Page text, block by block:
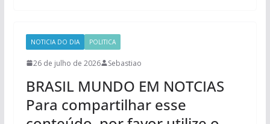
NOTICIA DO DIA POLITICA
26 de julho de 2026 Sebastiao
BRASIL MUNDO EM NOTCIAS
Para compartilhar esse